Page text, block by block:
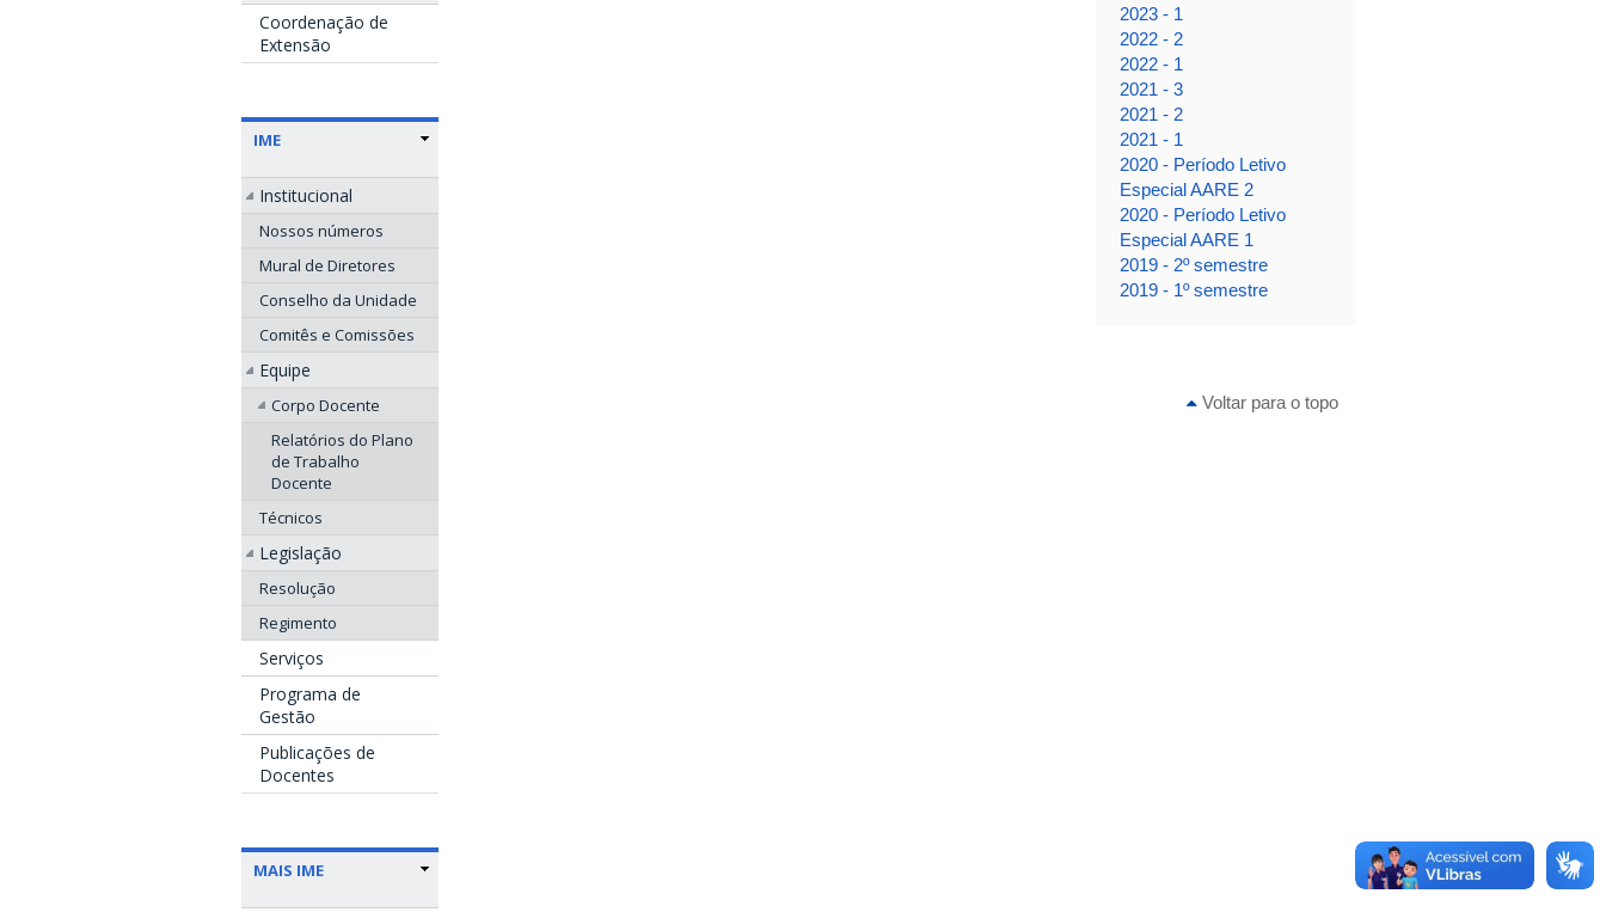
Coordenação de
Extensão
IME
Institucional
Nossos números
Mural de Diretores
Conselho da Unidade
Comitês e Comissões
Equipe
Corpo Docente
Relatórios do Plano
de Trabalho
Docente
Técnicos
Legislação
Resolução
Regimento
Serviços
Programa de
Gestão
Publicações de
Docentes
MAIS IME
2023 - 1
2022 - 2
2022 - 1
2021 - 3
2021 - 2
2021 - 1
2020 - Período Letivo
Especial AARE 2
2020 - Período Letivo
Especial AARE 1
2019 - 2º semestre
2019 - 1º semestre
Voltar para o topo